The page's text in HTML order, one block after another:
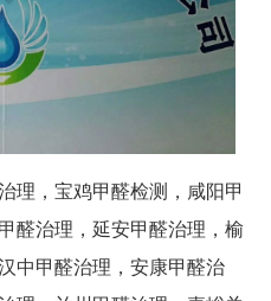
理，宝鸡甲醛检测，咸阳甲
醛治理，延安甲醛治理，榆
中甲醛治理，安康甲醛治